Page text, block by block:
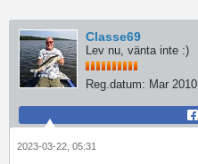
Classe69
Lev nu, vänta inte :)
Reg.datum: Mar 2010
2023-03-22, 05:31